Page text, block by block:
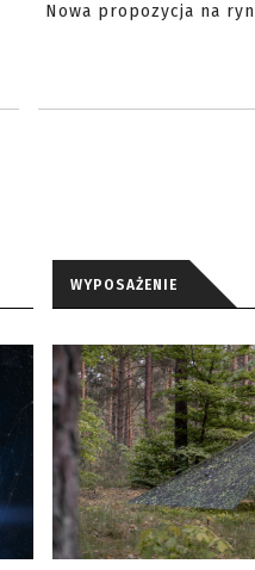
Nowa propozycja na
WYPOSAŻENIE